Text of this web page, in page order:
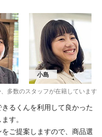
小島
多数のスタッフが在籍しています
るくんを利用して良かった
す。
ご提案しますので、商品選